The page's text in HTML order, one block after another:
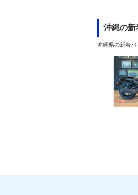
沖縄の新
沖縄県の新着